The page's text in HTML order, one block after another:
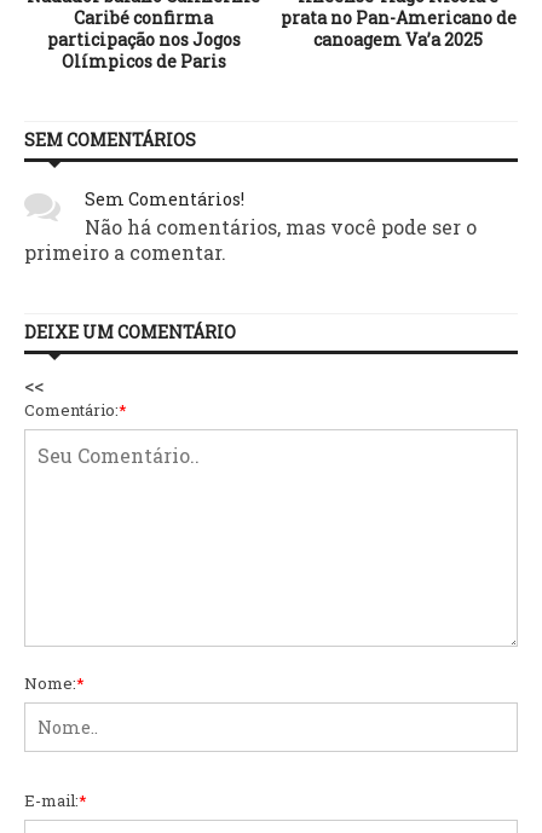
Caribé confirma
participação nos Jogos
Olímpicos de Paris
prata no Pan-Americano de
canoagem Va’a 2025
SEM COMENTÁRIOS
Sem Comentários!
Não há comentários, mas você pode ser o
primeiro a comentar.
DEIXE UM COMENTÁRIO
<<
Comentário:*
Nome:*
E-mail:*